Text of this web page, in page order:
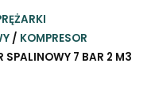
/ KOMPRESOR
SPALINOWY 7 BAR 2 M3